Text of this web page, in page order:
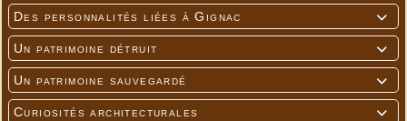

Des personnalités liées à Gignac

Un patrimoine détruit

Un patrimoine sauvegardé

Curiosités architecturales